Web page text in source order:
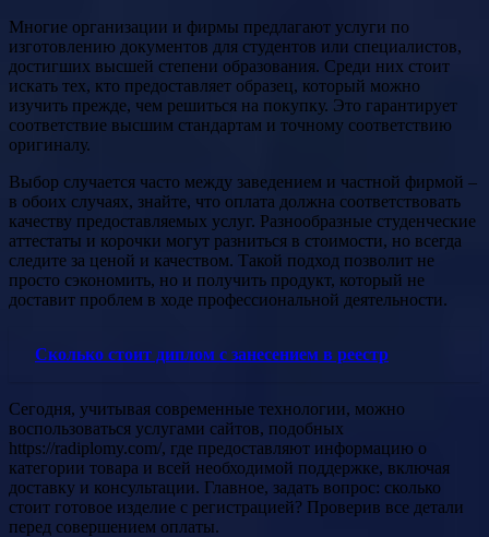
Многие организации и фирмы предлагают услуги по
изготовлению документов для студентов или специалистов,
достигших высшей степени образования. Среди них стоит
искать тех, кто предоставляет образец, который можно
изучить прежде, чем решиться на покупку. Это гарантирует
соответствие высшим стандартам и точному соответствию
оригиналу.
Выбор случается часто между заведением и частной фирмой –
в обоих случаях, знайте, что оплата должна соответствовать
качеству предоставляемых услуг. Разнообразные студенческие
аттестаты и корочки могут разниться в стоимости, но всегда
следите за ценой и качеством. Такой подход позволит не
просто сэкономить, но и получить продукт, который не
доставит проблем в ходе профессиональной деятельности.
Сколько стоит диплом с занесением в реестр
Сегодня, учитывая современные технологии, можно
воспользоваться услугами сайтов, подобных
https://radiplomy.com/, где предоставляют информацию о
категории товара и всей необходимой поддержке, включая
доставку и консультации. Главное, задать вопрос: сколько
стоит готовое изделие с регистрацией? Проверив все детали
перед совершением оплаты.